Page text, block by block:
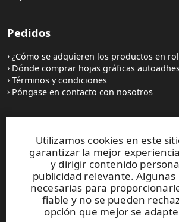
Utilizamos cookies en este
garantizar la mejor
y dirigir contenido
publicidad relevante. Algunas
necesarias para
fiable y no se pueden
opción que mejor se
Pedidos
¿Cómo se adquieren los productos en
Dónde comprar hojas gráficas
Términos y condiciones
Póngase en contacto con nosotros
UPM Raflatac Graphics Solutions
UPM Raflatac Office Products
UPM Raflatac Industrial Removables
Contactos